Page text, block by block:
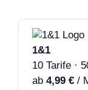
1&1
10 Tarife ·
ab 4,99 € /